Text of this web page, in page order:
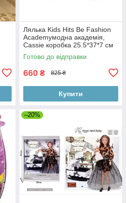
Лялька Kids Hits Be Fashion
Academyмодна академія,
Cassie коробка 25.5*37*7 см
Готово до відправки
660 ₴ 825 ₴
Купити
–20%